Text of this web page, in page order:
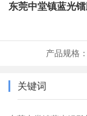
东莞中堂镇蓝光
产品规格：
关键词